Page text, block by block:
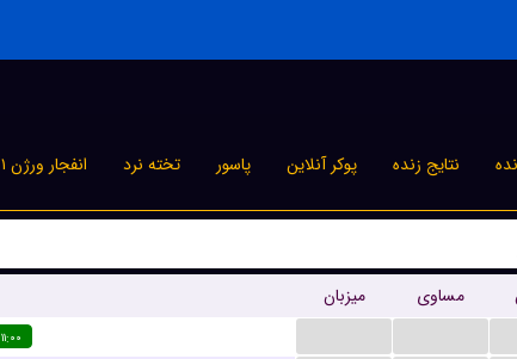
نتایج زنده پوکر آنلاین پاسور تخته نرد انفجار ورژن ۱
میزبان مساوی
۱۱:۰۰